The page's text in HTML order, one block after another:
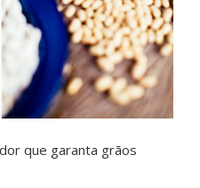
que garanta grãos